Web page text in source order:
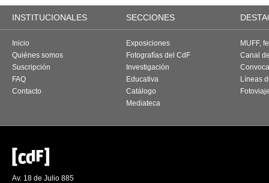
INSTITUCIONALES SECCIONES
Inicio
Quiénes somos
Suscripción
FAQ
Contacto
Exposiciones
Fotografías del CdF
Investigación
Educativa
Catálogo
Mediateca
MUFF,
Canal
Líneas
Av. 18 de Julio 885